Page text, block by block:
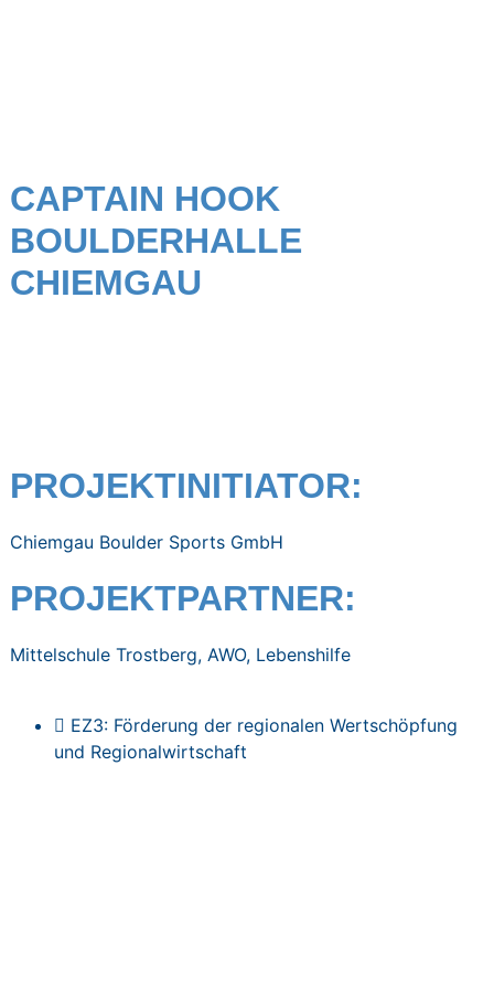
CAPTAIN HOOK
BOULDERHALLE
CHIEMGAU
PROJEKTINITIATOR:
Chiemgau Boulder Sports GmbH
PROJEKTPARTNER:
Mittelschule Trostberg, AWO, Lebenshilfe
EZ3: Förderung der regionalen Wertschöpfung
und Regionalwirtschaft